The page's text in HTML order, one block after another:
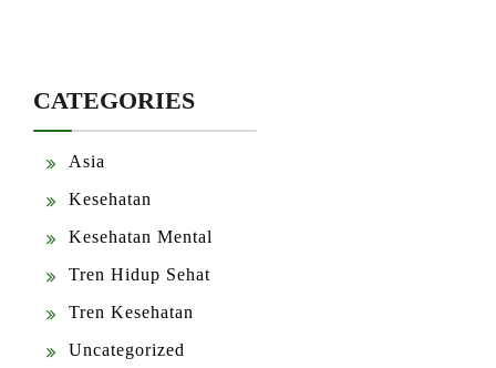
CATEGORIES
Asia
Kesehatan
Kesehatan Mental
Tren Hidup Sehat
Tren Kesehatan
Uncategorized